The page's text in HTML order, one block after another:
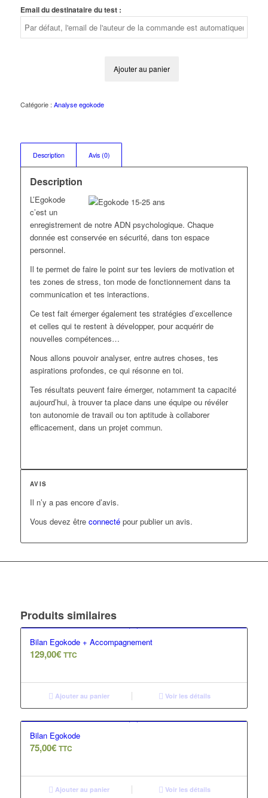
Email du destinataire du test :
Ajouter au panier
Catégorie : Analyse egokode
Description Avis (0)
Description
L’Egokode
c’est un
enregistrement de notre ADN psychologique. Chaque
donnée est conservée en sécurité, dans ton espace
personnel.
Il te permet de faire le point sur tes leviers de motivation et
tes zones de stress, ton mode de fonctionnement dans ta
communication et tes interactions.
Ce test fait émerger également tes stratégies d’excellence
et celles qui te restent à développer, pour acquérir de
nouvelles compétences…
Nous allons pouvoir analyser, entre autres choses, tes
aspirations profondes, ce qui résonne en toi.
Tes résultats peuvent faire émerger, notamment ta capacité
aujourd’hui, à trouver ta place dans une équipe ou révéler
ton autonomie de travail ou ton aptitude à collaborer
efficacement, dans un projet commun.
AVIS
Il n’y a pas encore d’avis.
Vous devez être connectépour publier un avis.
Produits similaires
Bilan Egokode + Accompagnement
129,00€ TTC
Ajouter au panier Voir les détails
Bilan Egokode
75,00€ TTC
Ajouter au panier Voir les détails